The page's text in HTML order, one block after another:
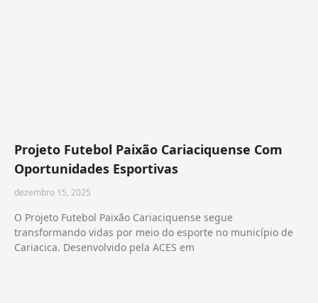
Projeto Futebol Paixão Cariaciquense Com
Oportunidades Esportivas
dezembro 15, 2025
O Projeto Futebol Paixão Cariaciquense segue
transformando vidas por meio do esporte no município de
Cariacica. Desenvolvido pela ACES em